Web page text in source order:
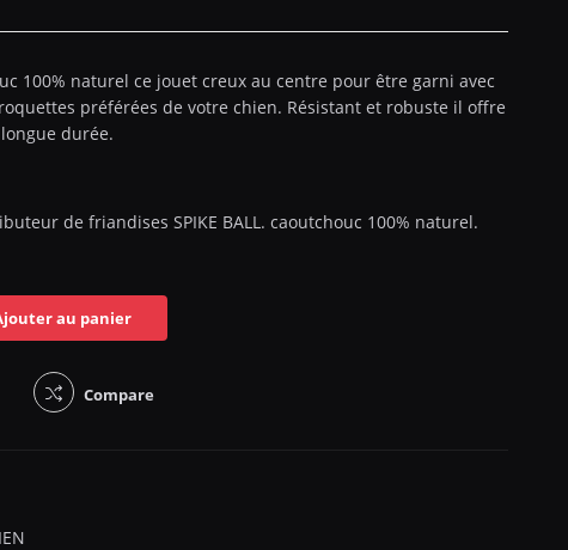
100% naturel ce jouet creux au centre pour être garni avec
préférées de votre chien. Résistant et robuste il offre
durée.
de friandises SPIKE BALL. caoutchouc 100% naturel.
au panier
Compare